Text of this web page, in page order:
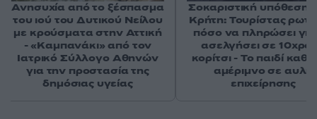
Ανησυχία από το ξέσπασμα
του ιού του Δυτικού Νείλου
με κρούσματα στην Αττική
- «Καμπανάκι» από τον
Ιατρικό Σύλλογο Αθηνών
για την προστασία της
δημόσιας υγείας
Σοκαριστική υπόθεση
Κρήτη: Τουρίστας
πόσο να πληρώσει
ασελγήσει σε
κορίτσι - Το παιδί
αμέριμνο σε αυλή
επιχείρησης